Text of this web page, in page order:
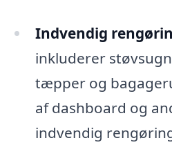
Indvendig
inkluderer
tæpper og
af dashboard og
indvendig